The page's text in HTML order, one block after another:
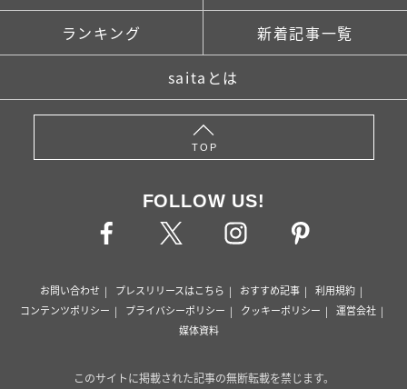
ランキング 新着記事一覧
saitaとは
TOP
FOLLOW US!
お問い合わせ プレスリリースはこちら おすすめ記事
利用規約
コンテンツポリシー
プライバシーポリシー クッキーポリシー
運営会社
媒体資料
このサイトに掲載された記事の無断転載を禁じます。